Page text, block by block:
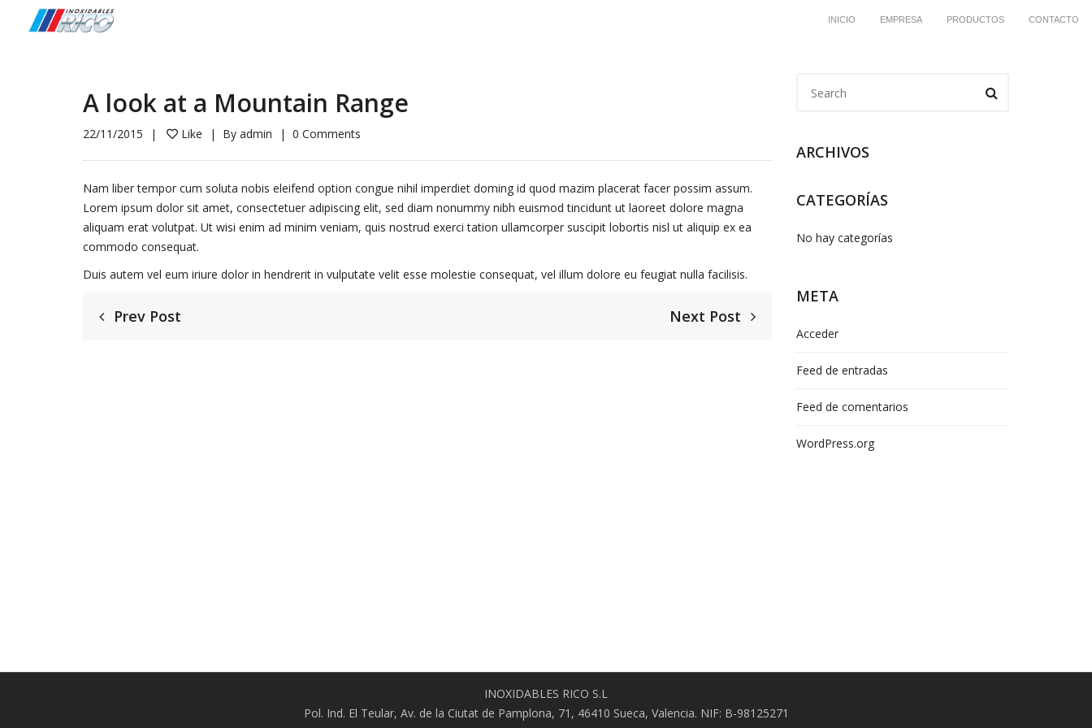
INICIO EMPRESA PRODUCTOS CONTACTO
A look at a Mountain Range
22/11/2015 Like By admin 0 Comments
Nam liber tempor cum soluta nobis eleifend option congue nihil imperdiet doming id quod mazim placerat facer possim assum.
Lorem ipsum dolor sit amet, consectetuer adipiscing elit, sed diam nonummy nibh euismod tincidunt ut laoreet dolore magna
aliquam erat volutpat. Ut wisi enim ad minim veniam, quis nostrud exerci tation ullamcorper suscipit lobortis nisl ut aliquip ex ea
commodo consequat.
Duis autem vel eum iriure dolor in hendrerit in vulputate velit esse molestie consequat, vel illum dolore eu feugiat nulla facilisis.
Prev Post Next Post
ARCHIVOS
CATEGORÍAS
No hay categorías
META
Acceder
Feed de entradas
Feed de comentarios
WordPress.org
INOXIDABLES RICO S.L
Pol. Ind. El Teular, Av. de la Ciutat de Pamplona, 71, 46410 Sueca, Valencia. NIF: B-98125271